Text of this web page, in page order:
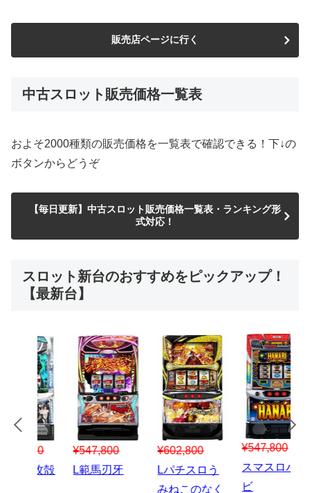
販売店ページに行く
中古スロット販売価格一覧表
およそ2000種類の販売価格を一覧表で確認できる！下↓の
ボタンからどうぞ
【毎日更新】中古スロット販売価格一覧表・ランキング形
式対応！
スロット新台のおすすめをピックアップ！
【最新台】
¥547,800
スマスロハナ
¥150,000
スマスロ秘宝
¥1,867,800
Lパチスロ 炎
炎ノ消防隊2